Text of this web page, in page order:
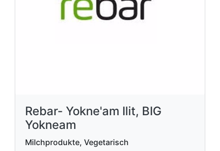
Rebar- Yokne'am Ilit, BIG
Yokneam
Milchprodukte, Vegetarisch